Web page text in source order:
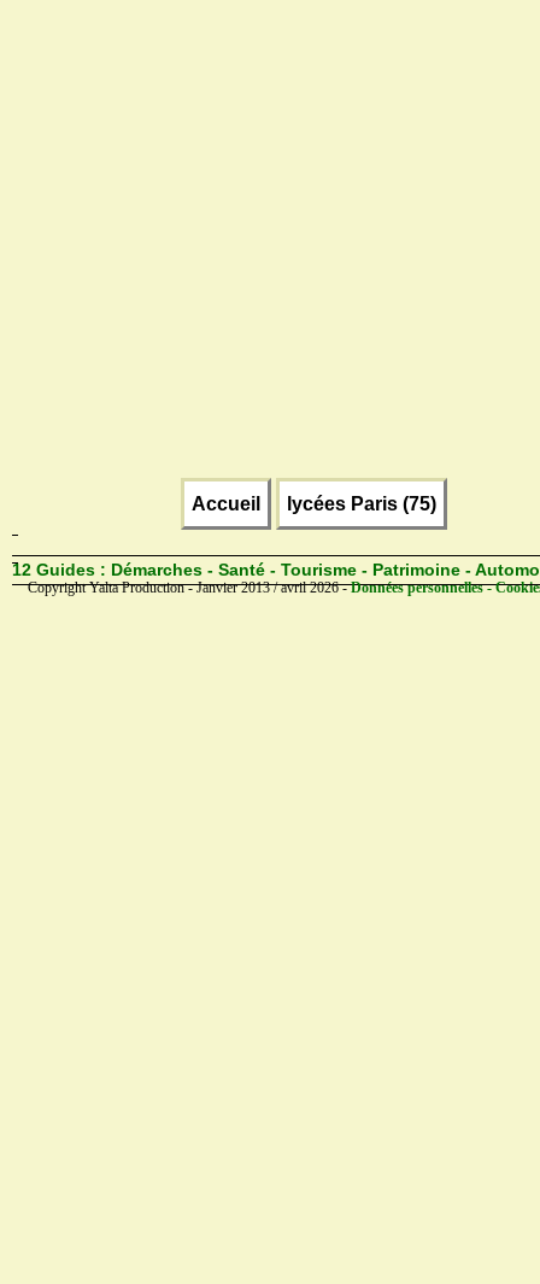
Accueil lycées Paris (75)
12 Guides : Démarches - Santé - Tourisme - Patrimoine -
Copyright Yalta Production - Janvier 2013 / avril 2026 -Données personnelles -